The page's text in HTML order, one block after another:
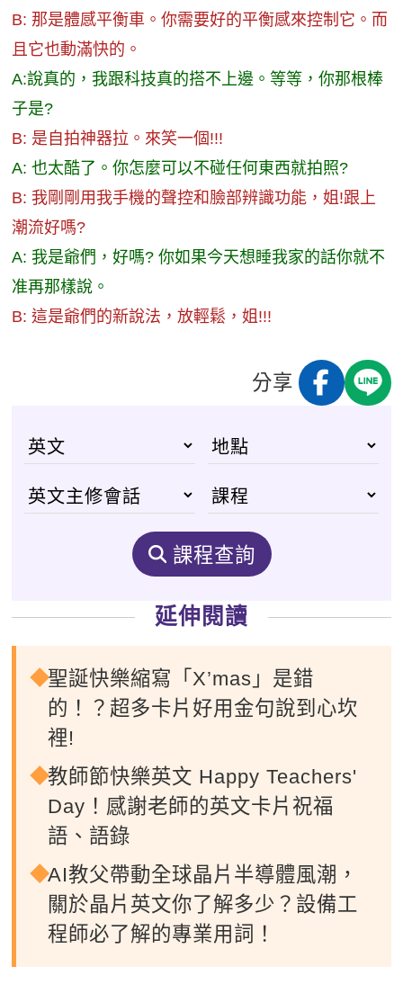
B: 那是體感平衡車。你需要好的平衡感來控制它。而
且它也動滿快的。
A:說真的，我跟科技真的搭不上邊。等等，你那根棒
子是?
B: 是自拍神器拉。來笑一個!!!
A: 也太酷了。你怎麼可以不碰任何東西就拍照?
B: 我剛剛用我手機的聲控和臉部辨識功能，姐!跟上
潮流好嗎?
A: 我是爺們，好嗎? 你如果今天想睡我家的話你就不
准再那樣說。
B: 這是爺們的新說法，放輕鬆，姐!!!
分享
課程查詢
延伸閱讀
聖誕快樂縮寫「X’mas」是錯
的！？超多卡片好用金句說到心坎
裡!
教師節快樂英文 Happy Teachers'
Day！感謝老師的英文卡片祝福
語、語錄
AI教父帶動全球晶片半導體風潮，
關於晶片英文你了解多少？設備工
程師必了解的專業用詞！